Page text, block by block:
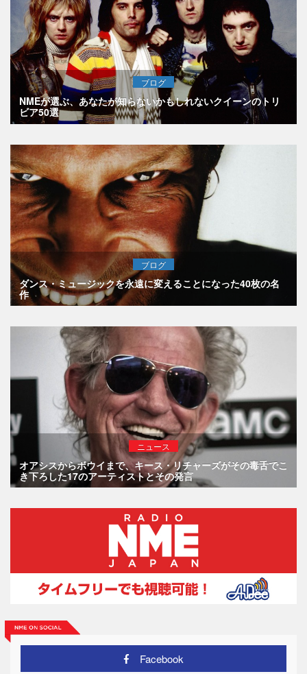
ブログ
NMEが選ぶ、あなたが知らないかもしれないクイーンのトリ
ビア50選
ブログ
ダンス・ミュージックを永遠に変えることになった40枚の名
作
ニュース
オアシスからボウイまで、キース・リチャーズがその毒舌でこ
き下ろした17のアーティストとその発言
Facebook